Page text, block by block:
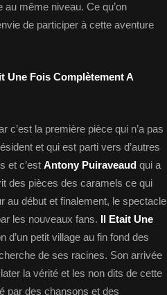
même niveau. Ce qu’on
de participer à cette aventure
Une Fois Complètement A
c’est la première pièce qui n’a pas
et qui est parti vers d’autres
et c’est Antony Puiraveaud qui a
des pièces des caramels ce qui
au début et finalement, le spectacle
les nouveaux fans. Il Etait Une
d’un petit village au fin fond des
de ses racines. Son arrivée
la vérité et les non dits de cette
par des chansons et des